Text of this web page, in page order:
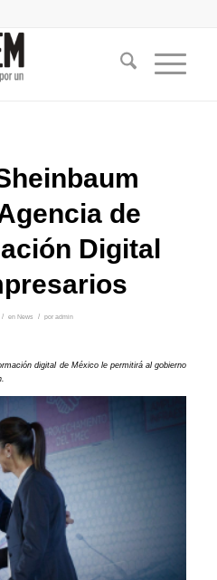
de
Digital
/ en News / por admin
digital de México le permitirá al gobierno